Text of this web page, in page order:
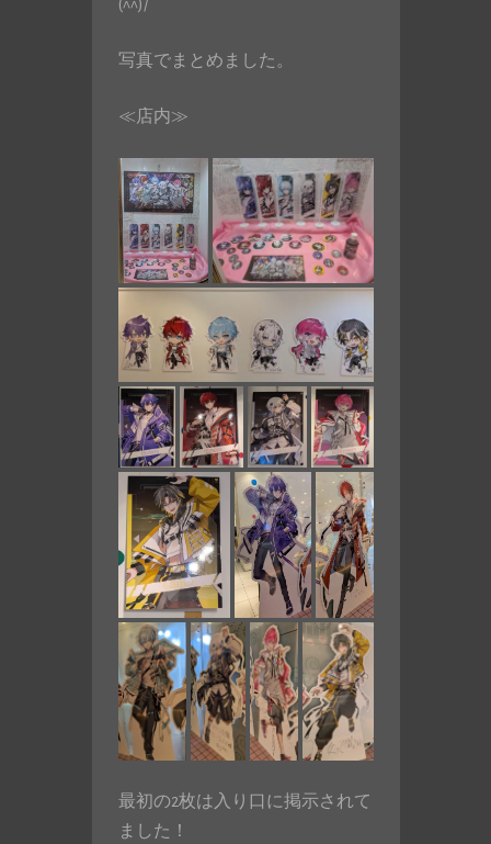
(^^)/
写真でまとめました。
≪店内≫
最初の2枚は入り口に掲示されて
ました！